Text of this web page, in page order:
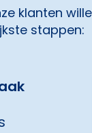
klanten
stappen: